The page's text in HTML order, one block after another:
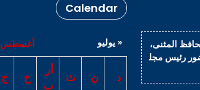
المثنى،
رئيس مجل
Calendar
أغسطس 2026
د ن ث
أر
ب
خ ج
« يوليو